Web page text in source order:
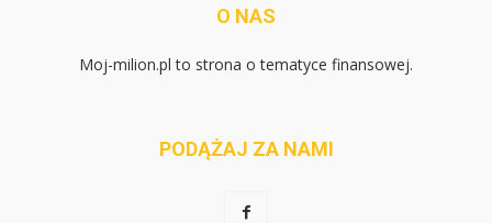
O NAS
Moj-milion.pl to strona o tematyce finansowej.
PODĄŻAJ ZA NAMI